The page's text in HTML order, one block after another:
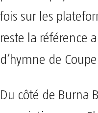
fois sur les
reste la référence
d’hymne de
Du côté de Burna